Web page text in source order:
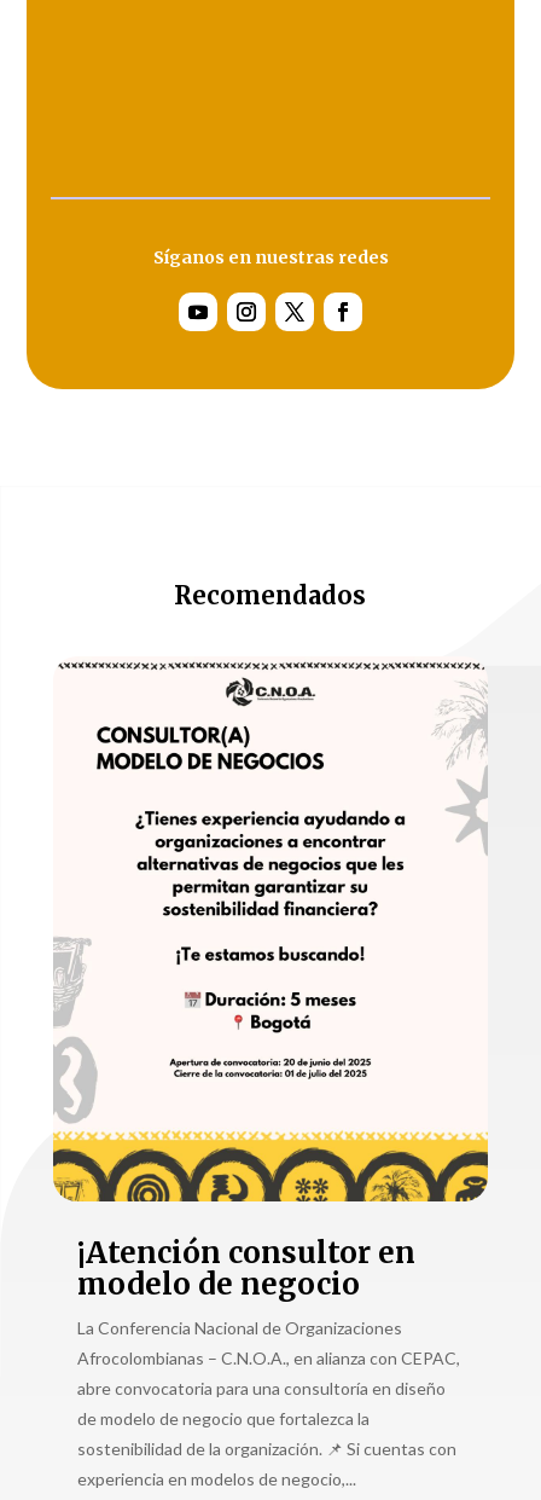
Síganos en nuestras redes
Recomendados
¡Atención consultor en
modelo de negocio
La Conferencia Nacional de Organizaciones
Afrocolombianas – C.N.O.A., en alianza con CEPAC,
abre convocatoria para una consultoría en diseño
de modelo de negocio que fortalezca la
sostenibilidad de la organización. 📌 Si cuentas con
experiencia en modelos de negocio,...